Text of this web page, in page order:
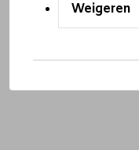
Weigeren